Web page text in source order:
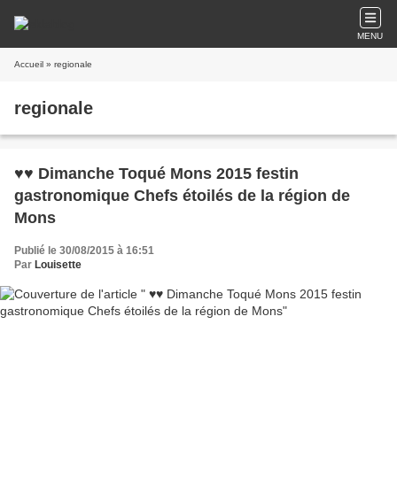
MENU
Accueil » regionale
regionale
♥♥ Dimanche Toqué Mons 2015 festin
gastronomique Chefs étoilés de la région de
Mons
Publié le 30/08/2015 à 16:51
Par Louisette